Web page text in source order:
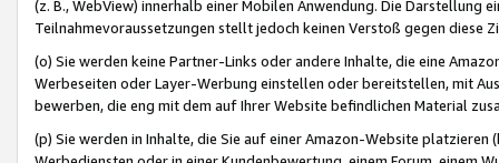
(z. B., WebView) innerhalb einer Mobilen Anwendung. Die Darstellung
Teilnahmevoraussetzungen stellt jedoch keinen Verstoß gegen diese
(o) Sie werden keine Partner-Links oder andere Inhalte, die eine
Werbeseiten oder Layer-Werbung einstellen oder bereitstellen, mit
bewerben, die eng mit dem auf Ihrer Website befindlichen Material
(p) Sie werden in Inhalte, die Sie auf einer Amazon-Website